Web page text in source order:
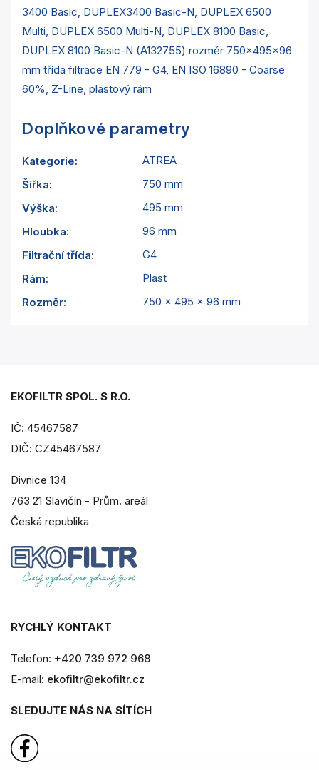
3400 Basic, DUPLEX3400 Basic-N, DUPLEX 6500
Multi, DUPLEX 6500 Multi-N, DUPLEX 8100 Basic,
DUPLEX 8100 Basic-N (A132755) rozměr 750x495x96
mm třída filtrace EN 779 - G4, EN ISO 16890 - Coarse
60%, Z-Line, plastový rám
Doplňkové parametry
Kategorie:
ATREA
Šířka:
750 mm
Výška:
495 mm
Hloubka:
96 mm
Filtrační třída:
G4
Rám:
Plast
Rozměr: 750 x 495 x 96 mm
EKOFILTR SPOL. S R.O.
IČ: 45467587
DIČ: CZ45467587
Divnice 134
763 21 Slavičín - Prům. areál
Česká republika
RYCHLÝ KONTAKT
Telefon: +420 739 972 968
E-mail: ekofiltr@ekofiltr.cz
SLEDUJTE NÁS NA SÍTÍCH